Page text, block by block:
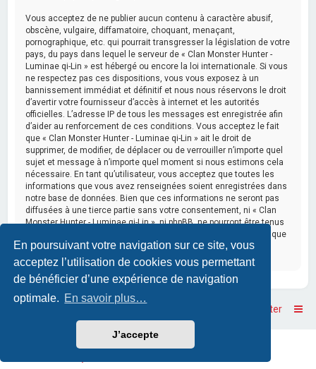
En poursuivant votre navigation sur ce site, vous
acceptez l’utilisation de cookies vous permettant
de bénéficier d’une expérience de navigation
optimale. En savoir plus…
J’accepte
Vous acceptez de ne publier aucun contenu à caractère abusif,
obscène, vulgaire, diffamatoire, choquant, menaçant,
pornographique, etc. qui pourrait transgresser la législation de votre
pays, du pays dans lequel le serveur de « Clan Monster Hunter -
Luminae qi-Lin » est hébergé ou encore la loi internationale. Si vous
ne respectez pas ces dispositions, vous vous exposez à un
bannissement immédiat et définitif et nous nous réservons le droit
d’avertir votre fournisseur d’accès à internet et les autorités
officielles. L’adresse IP de tous les messages est enregistrée afin
d’aider au renforcement de ces conditions. Vous acceptez le fait
que « Clan Monster Hunter - Luminae qi-Lin » ait le droit de
supprimer, de modifier, de déplacer ou de verrouiller n’importe quel
sujet et message à n’importe quel moment si nous estimons cela
nécessaire. En tant qu’utilisateur, vous acceptez que toutes les
informations que vous avez renseignées soient enregistrées dans
notre base de données. Bien que ces informations ne seront pas
diffusées à une tierce partie sans votre consentement, ni « Clan
Monster Hunter - Luminae qi-Lin », ni phpBB, ne pourront être tenus
comme responsables en cas de tentative de piratage informatique
visant à compromettre vos données.
Nous contacter
phpBB
PlanetStyles